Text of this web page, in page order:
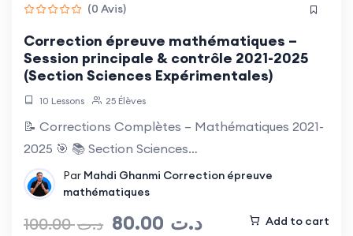
(0 Avis)
Correction épreuve mathématiques –
Session principale & contrôle 2021-2025
(Section Sciences Expérimentales)
10 Lessons 25 Élèves
📝 Corrections Complètes – Mathématiques 2021-
2025 🎯 📚 Section Sciences…
Par Mahdi Ghanmi Correction épreuve
mathématiques
100.00د.ت 80.00 د.ت Add to cart